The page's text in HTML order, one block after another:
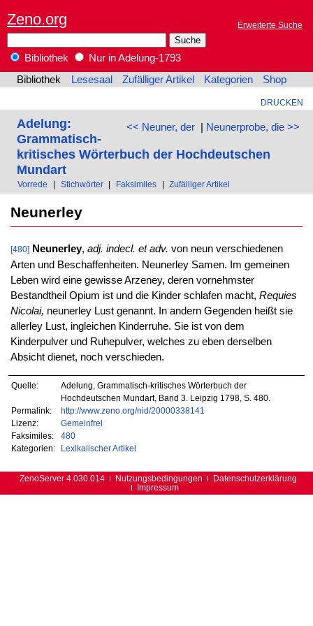
Zeno.org Erweiterte Suche
Bibliothek
Nur in Adelung-1793
Bibliothek
Lesesaal Zufälliger Artikel Kategorien Shop
DRUCKEN
<< Neuner, der| Neunerprobe, die >>
Adelung:
Grammatisch-
kritisches Wörterbuch der Hochdeutschen
Mundart
Vorrede Stichwörter Faksimiles Zufälliger Artikel
Neunerley
[480] Neunerley, adj. indecl. et adv. von neun verschiedenen
Arten und Beschaffenheiten. Neunerley Samen. Im gemeinen
Leben wird eine gewisse Arzeney, deren vornehmster
Bestandtheil Opium ist und die Kinder schlafen macht, Requies
Nicolai, neunerley Lust genannt. In andern Gegenden heißt sie
allerley Lust, ingleichen Kinderruhe. Sie ist von dem
Kinderpulver und Ruhepulver, welches zu eben derselben
Absicht dienet, noch verschieden.
Quelle:
Adelung, Grammatisch-kritisches Wörterbuch der
Hochdeutschen Mundart, Band 3. Leipzig 1798, S. 480.
Permalink:
http://www.zeno.org/nid/20000338141
Lizenz:
Gemeinfrei
Faksimiles:
480
Kategorien:
Lexikalischer Artikel
ZenoServer 4.030.014 Nutzungsbedingungen
Datenschutzerklärung
Impressum